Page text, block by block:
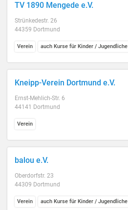
TV 1890 Mengede e.V.
Strünkedestr. 26
44359 Dortmund
Verein auch Kurse für Kinder / Jugendliche
Kneipp-Verein Dortmund e.V.
Ernst-Mehlich-Str. 6
44141 Dortmund
Verein
balou e.V.
Oberdorfstr. 23
44309 Dortmund
Verein auch Kurse für Kinder / Jugendliche